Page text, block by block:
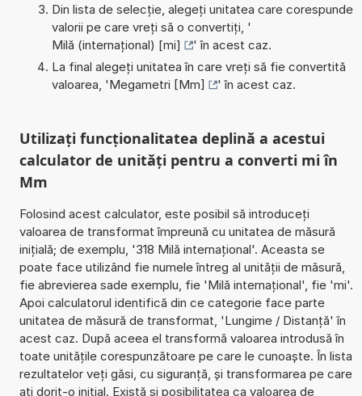
Din lista de selecție, alegeți unitatea care corespunde
valorii pe care vreți să o convertiți, '
Milă (internațional) [mi]
' în acest caz.
La final alegeți unitatea în care vreți să fie convertită
valoarea, 'Megametri [Mm] ' în acest caz.
Utilizați funcționalitatea deplină a acestui
calculator de unități pentru a converti mi în
Mm
Folosind acest calculator, este posibil să introduceți
valoarea de transformat împreună cu unitatea de măsură
inițială; de exemplu, '318 Milă internațional'. Aceasta se
poate face utilizând fie numele întreg al unității de măsură,
fie abrevierea sade exemplu, fie 'Milă internațional', fie 'mi'.
Apoi calculatorul identifică din ce categorie face parte
unitatea de măsură de transformat, 'Lungime / Distanță' în
acest caz. După aceea el transformă valoarea introdusă în
toate unitățile corespunzătoare pe care le cunoaște. În lista
rezultatelor veți găsi, cu siguranță, și transformarea pe care
ați dorit-o inițial. Există și posibilitatea ca valoarea de